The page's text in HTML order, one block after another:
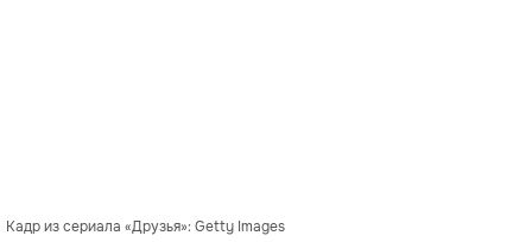
Кадр из сериала «Друзья»: Getty Images